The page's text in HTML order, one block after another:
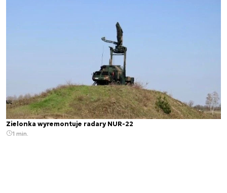
Zielonka wyremontuje radary NUR-22
1 min.